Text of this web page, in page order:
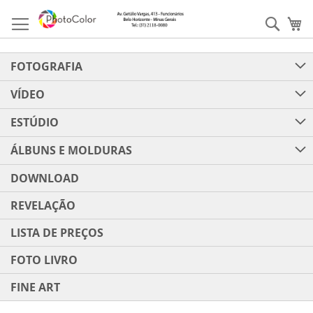
para
o
FOTOGRAFIA
VÍDEO
ESTÚDIO
ÁLBUNS E MOLDURAS
DOWNLOAD
REVELAÇÃO
LISTA DE PREÇOS
FOTO LIVRO
FINE ART